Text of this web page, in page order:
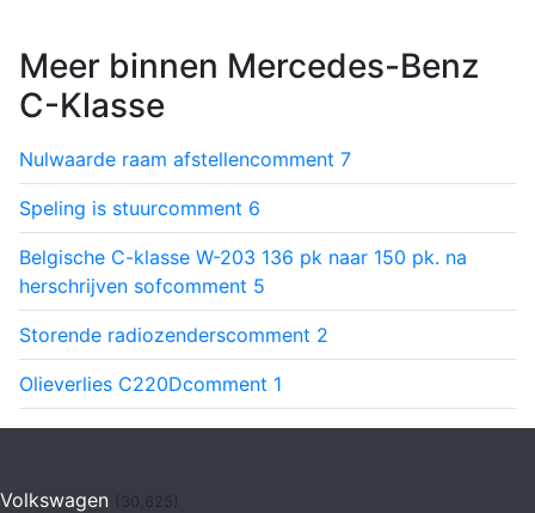
Meer binnen Mercedes-Benz
C-Klasse
Nulwaarde raam afstellencomment 7
Speling is stuurcomment 6
Belgische C-klasse W-203 136 pk naar 150 pk. na
herschrijven sofcomment 5
Storende radiozenderscomment 2
Olieverlies C220Dcomment 1
Volkswagen (30.625)